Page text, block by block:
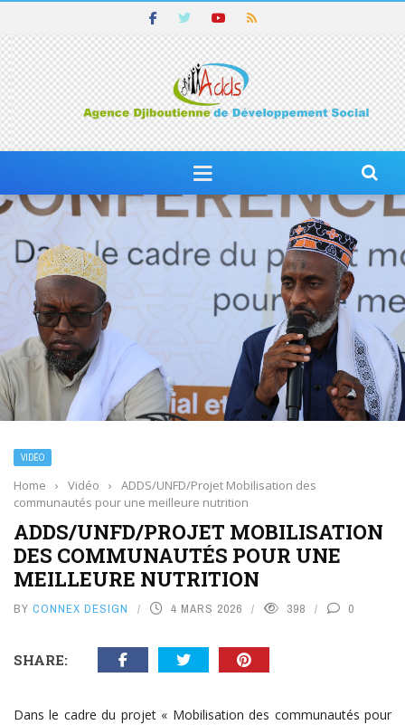
VIDÉO
Home › Vidéo ›
ADDS/UNFD/Projet Mobilisation des
communautés pour une meilleure nutrition
ADDS/UNFD/PROJET MOBILISATION
DES COMMUNAUTÉS POUR UNE
MEILLEURE NUTRITION
BY CONNEX DESIGN 4 MARS 2026 398 0
SHARE:
Dans le cadre du projet « Mobilisation des communautés pour